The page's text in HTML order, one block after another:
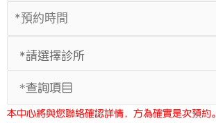
*查詢項目
本中心將與您聯絡確認詳情，方為確實是次預約。